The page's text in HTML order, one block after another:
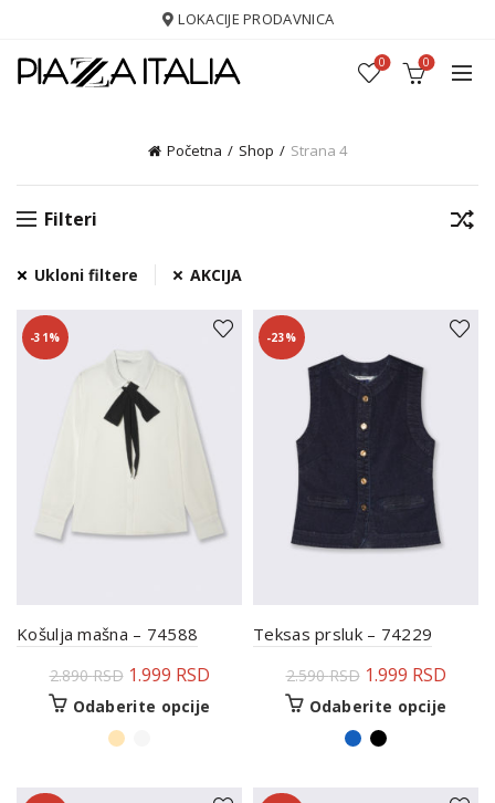
LOKACIJE PRODAVNICA
0 0
Početna Shop Strana 4
Filteri
Ukloni filtere AKCIJA
-31%
Košulja mašna – 74588
2.890RSD 1.999 RSD
Odaberite opcije
-23%
Teksas prsluk – 74229
2.590RSD 1.999 RSD
Odaberite opcije